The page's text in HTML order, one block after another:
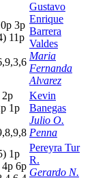
3p
11p
Gustavo
Enrique
Barrera
Valdes
Maria
Fernanda
Alvarez
2p
p 1p
Kevin
Banegas
Julio O.
Penna
1p
4p 6p
Pereyra Tur
R.
Gerardo N.